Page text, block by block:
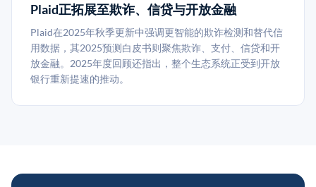
Plaid正拓展至欺诈、信贷与开放金融
Plaid在2025年秋季更新中强调更智能的欺诈检测和替代信
用数据，其2025预测白皮书则聚焦欺诈、支付、信贷和开
放金融。2025年度回顾还指出，整个生态系统正受到开放
银行重新提速的推动。